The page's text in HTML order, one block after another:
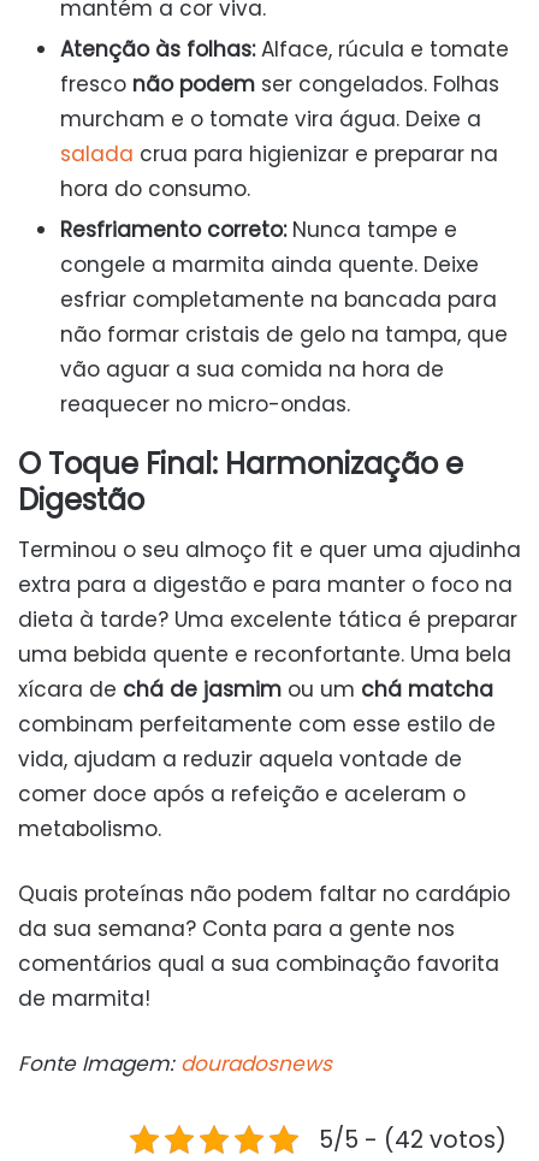
mantém a cor viva.
Atenção às folhas:Alface, rúcula e tomate
fresco não podem ser congelados. Folhas
murcham e o tomate vira água. Deixe a
salada crua para higienizar e preparar na
hora do consumo.
Resfriamento correto:Nunca tampe e
congele a marmita ainda quente. Deixe
esfriar completamente na bancada para
não formar cristais de gelo na tampa, que
vão aguar a sua comida na hora de
reaquecer no micro-ondas.
O Toque Final: Harmonização e
Digestão
Terminou o seu almoço fit e quer uma ajudinha
extra para a digestão e para manter o foco na
dieta à tarde? Uma excelente tática é preparar
uma bebida quente e reconfortante. Uma bela
xícara de chá de jasmim ou um chá matcha
combinam perfeitamente com esse estilo de
vida, ajudam a reduzir aquela vontade de
comer doce após a refeição e aceleram o
metabolismo.
Quais proteínas não podem faltar no cardápio
da sua semana? Conta para a gente nos
comentários qual a sua combinação favorita
de marmita!
Fonte Imagem: douradosnews
5/5 - (42 votos)